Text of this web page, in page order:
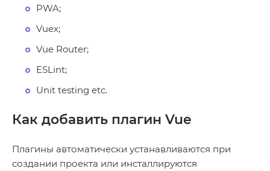
PWA;
Vuex;
Vue Router;
ESLint;
Unit testing etc.
Как добавить плагин Vue
Плагины автоматически устанавливаются при
создании проекта или инсталлируются